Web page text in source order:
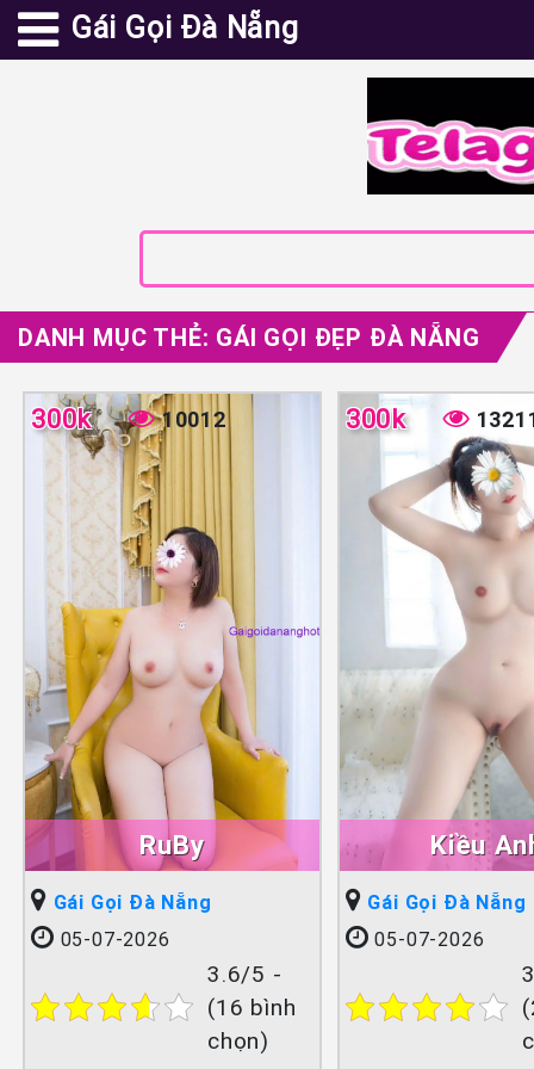
Gái Gọi Đà Nẵng
DANH MỤC THẺ: GÁI GỌI ĐẸP ĐÀ NẴNG
RuBy
300k 10012
Gái Gọi Đà Nẵng
05-07-2026
3.6/5 -
(16 bình
chọn)
Kiều
300k
Gái Gọi Đà Nẵng
05-07-2026